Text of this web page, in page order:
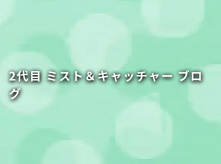
2代目 ミスト＆キャッチャー ブロ
グ